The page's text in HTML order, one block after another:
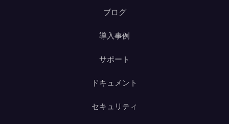
ブログ
導入事例
サポート
ドキュメント
セキュリティ